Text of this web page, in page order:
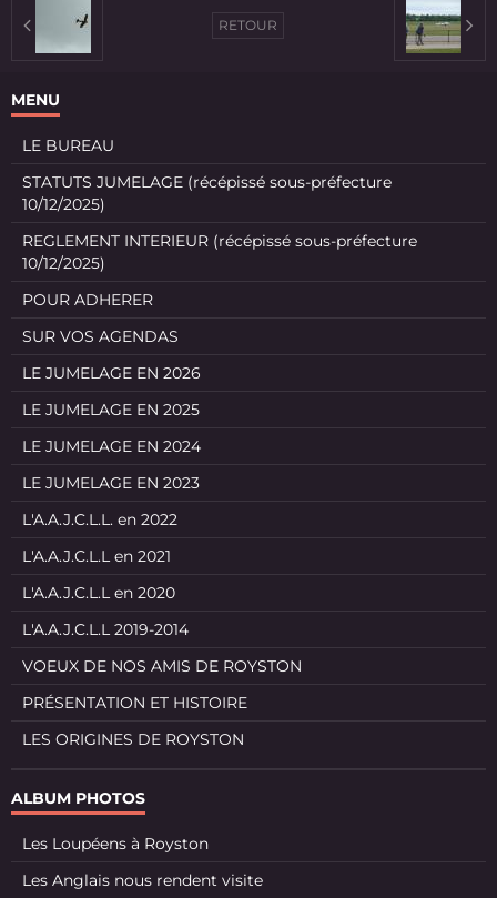
RETOUR
MENU
LE BUREAU
STATUTS JUMELAGE (récépissé sous-préfecture
10/12/2025)
REGLEMENT INTERIEUR (récépissé sous-préfecture
10/12/2025)
POUR ADHERER
SUR VOS AGENDAS
LE JUMELAGE EN 2026
LE JUMELAGE EN 2025
LE JUMELAGE EN 2024
LE JUMELAGE EN 2023
L'A.A.J.C.L.L. en 2022
L'A.A.J.C.L.L en 2021
L'A.A.J.C.L.L en 2020
L'A.A.J.C.L.L 2019-2014
VOEUX DE NOS AMIS DE ROYSTON
PRÉSENTATION ET HISTOIRE
LES ORIGINES DE ROYSTON
ALBUM PHOTOS
Les Loupéens à Royston
Les Anglais nous rendent visite